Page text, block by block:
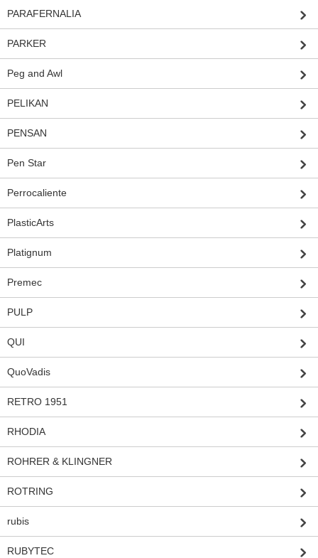
PARAFERNALIA
PARKER
Peg and Awl
PELIKAN
PENSAN
Pen Star
Perrocaliente
PlasticArts
Platignum
Premec
PULP
QUI
QuoVadis
RETRO 1951
RHODIA
ROHRER & KLINGNER
ROTRING
rubis
RUBYTEC